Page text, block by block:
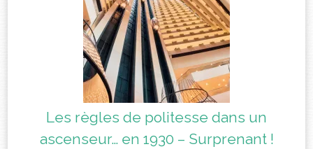
Les règles de politesse dans un
ascenseur… en 1930 – Surprenant !